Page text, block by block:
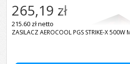
265,19 zł
215.60 zł netto
ZASILACZ AEROCOOL PGS STRIKE-X